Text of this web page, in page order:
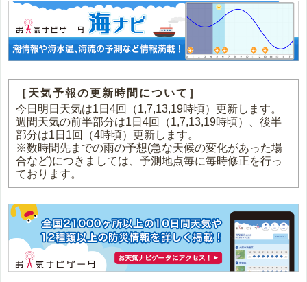
［天気予報の更新時間について］
今日明日天気は1日4回（1,7,13,19時頃）更新します。
週間天気の前半部分は1日4回（1,7,13,19時頃）、後半
部分は1日1回（4時頃）更新します。
※数時間先までの雨の予想(急な天候の変化があった場
合など)につきましては、予測地点毎に毎時修正を行っ
ております。